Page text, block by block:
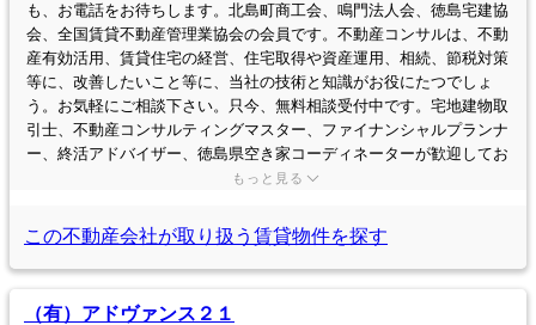
も、お電話をお待ちします。北島町商工会、鳴門法人会、徳島宅建協
会、全国賃貸不動産管理業協会の会員です。不動産コンサルは、不動
産有効活用、賃貸住宅の経営、住宅取得や資産運用、相続、節税対策
等に、改善したいこと等に、当社の技術と知識がお役にたつでしょ
う。お気軽にご相談下さい。只今、無料相談受付中です。宅地建物取
引士、不動産コンサルティングマスター、ファイナンシャルプランナ
ー、終活アドバイザー、徳島県空き家コーディネーターが歓迎してお
もっと見る
この不動産会社が取り扱う 賃貸物件を探す
（有）アドヴァンス２１